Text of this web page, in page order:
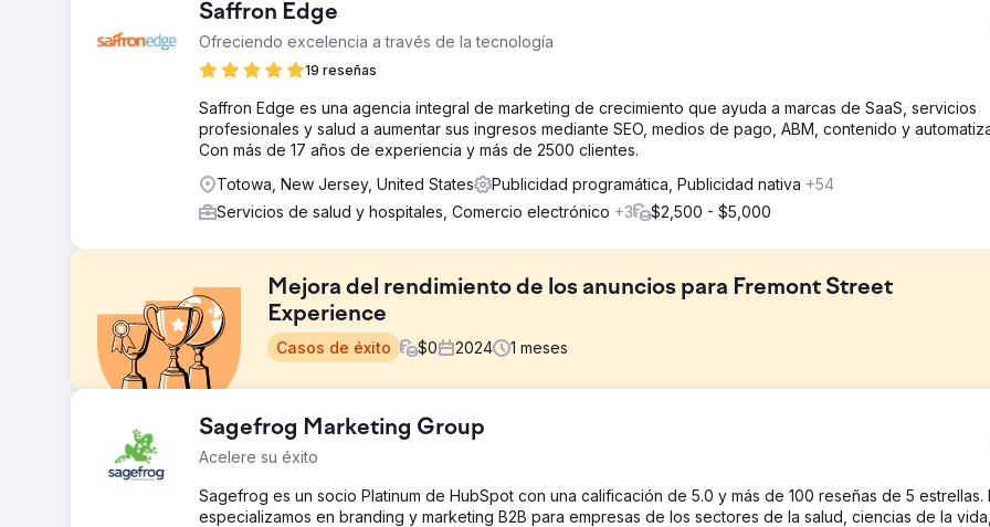
Saffron Edge
Ofreciendo excelencia a través de la tecnología
19 reseñas
Saffron Edge es una agencia integral de marketing de crecimiento que ayuda a marcas de SaaS, servicios
profesionales y salud a aumentar sus ingresos mediante SEO, medios de pago, ABM, contenido y
Con más de 17 años de experiencia y más de 2500 clientes.
Totowa, New Jersey, United States
Publicidad programática, Publicidad nativa +54
Servicios de salud y hospitales, Comercio electrónico +3 $2,500 - $5,000
Mejora del rendimiento de los anuncios para Fremont Street
Experience
Casos de éxito $0 2024 1 meses
Los anuncios programáticos y sociales de Fremont Street Experience estaban saturados, lo que generaba una menor
y un rendimiento de ingresos deficiente. El objetivo era rediseñar estos anuncios para mejorar la visibilidad, la interacción
retorno de la inversión publicitaria (ROAS).
Sagefrog Marketing Group
Acelere su éxito
Sagefrog es un socio Platinum de HubSpot con una calificación de 5.0 y más de 100 reseñas de 5 estrellas.
especializamos en branding y marketing B2B para empresas de los sectores de la salud, ciencias de la vida,